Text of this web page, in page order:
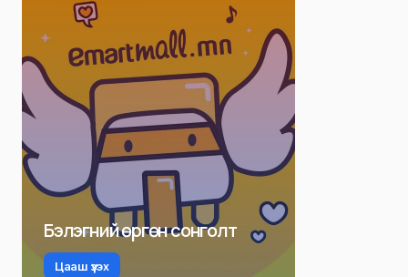
Бэлэгний өргөн сонголт
Цааш үзэх